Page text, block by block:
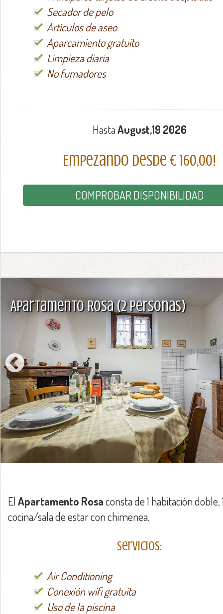
Secador de pelo
Artículos de aseo
Aparcamiento gratuito
Limpieza diaria
No fumadores
HastaAugust,19 2026
Empezando desde € 160,00!
COMPROBAR DISPONIBILIDAD
Apartamento Rosa (2 personas)
ElApartamento Rosaconsta de 1 habitación doble,
cocina/sala de estar con chimenea.
Servicios:
Air Conditioning
Conexión wifi gratuita
Uso de la piscina